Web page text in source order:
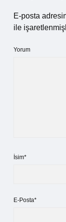
E-posta
ile
Yorum
İsim*
E-Posta*